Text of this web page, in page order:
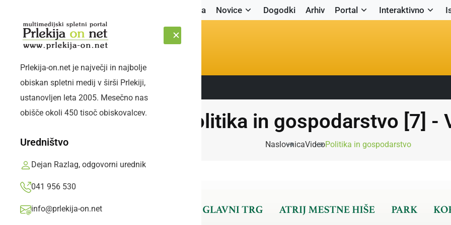
Naslovnica Novice Dogodki Arhiv Portal Interaktivno
PETEK, 7. AVGUST 2026 Sledite nam:
Prlekija-on.net je največji in najbolje
obiskan spletni medij v širši Prlekiji,
ustanovljen leta 2005. Mesečno nas
obišče okoli 450 tisoč obiskovalcev.
Uredništvo
Dejan Razlag, odgovorni urednik
041 956 530
info@prlekija-on.net
Politika in gospodarstvo [7] -
NaslovnicaVideoPolitika in gospodarstvo